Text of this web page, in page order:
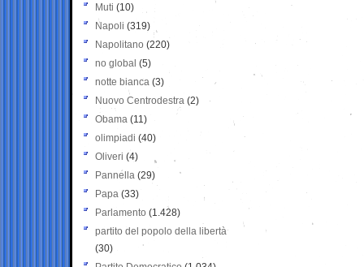
Muti (10)
Napoli (319)
Napolitano (220)
no global (5)
notte bianca (3)
Nuovo Centrodestra (2)
Obama (11)
olimpiadi (40)
Oliveri (4)
Pannella (29)
Papa (33)
Parlamento (1.428)
partito del popolo della libertà
(30)